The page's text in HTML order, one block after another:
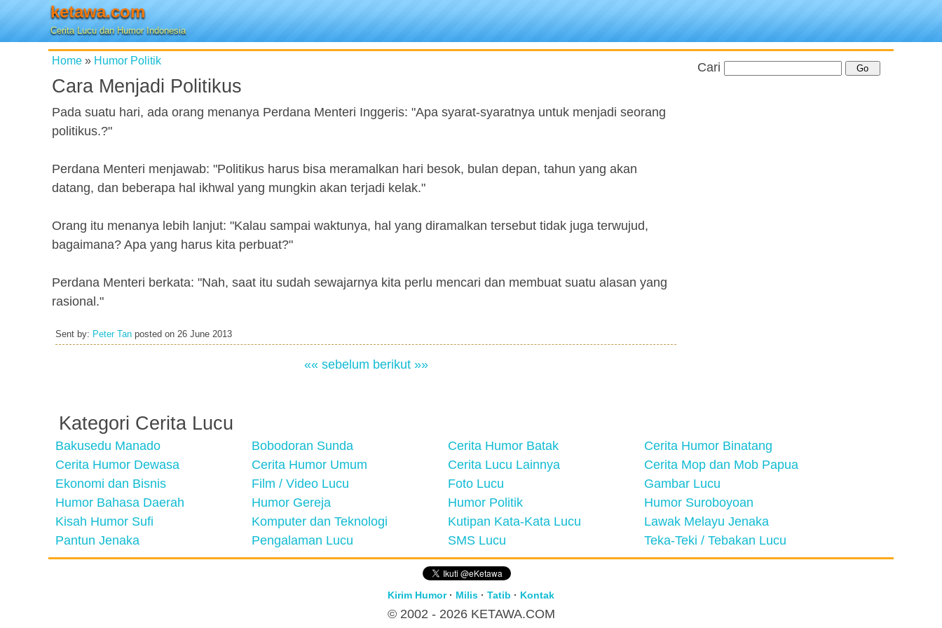
ketawa.com
Cerita Lucu dan Humor Indonesia
Home » Humor Politik
Cara Menjadi Politikus
Pada suatu hari, ada orang menanya Perdana Menteri Inggeris: "Apa syarat-syaratnya untuk menjadi seorang
politikus.?"
Perdana Menteri menjawab: "Politikus harus bisa meramalkan hari besok, bulan depan, tahun yang akan
datang, dan beberapa hal ikhwal yang mungkin akan terjadi kelak."
Orang itu menanya lebih lanjut: "Kalau sampai waktunya, hal yang diramalkan tersebut tidak juga terwujud,
bagaimana? Apa yang harus kita perbuat?"
Perdana Menteri berkata: "Nah, saat itu sudah sewajarnya kita perlu mencari dan membuat suatu alasan yang
rasional."
Sent by: Peter Tan posted on 26 June 2013
«« sebelum berikut »»
Cari
Kategori Cerita Lucu
Bakusedu Manado Bobodoran Sunda Cerita Humor Batak
Cerita Humor Binatang
Cerita Humor Dewasa
Cerita Humor Umum Cerita Lucu Lainnya
Cerita Mop dan Mob Papua
Ekonomi dan Bisnis
Film / Video Lucu Foto Lucu
Gambar Lucu
Humor Bahasa Daerah
Humor Gereja Humor Politik
Humor Suroboyoan
Kisah Humor Sufi
Komputer dan Teknologi Kutipan Kata-Kata Lucu
Lawak Melayu Jenaka
Pantun Jenaka
Pengalaman Lucu SMS Lucu Teka-Teki / Tebakan Lucu
Kirim Humor· Milis · Tatib · Kontak
© 2002 - 2026 KETAWA.COM